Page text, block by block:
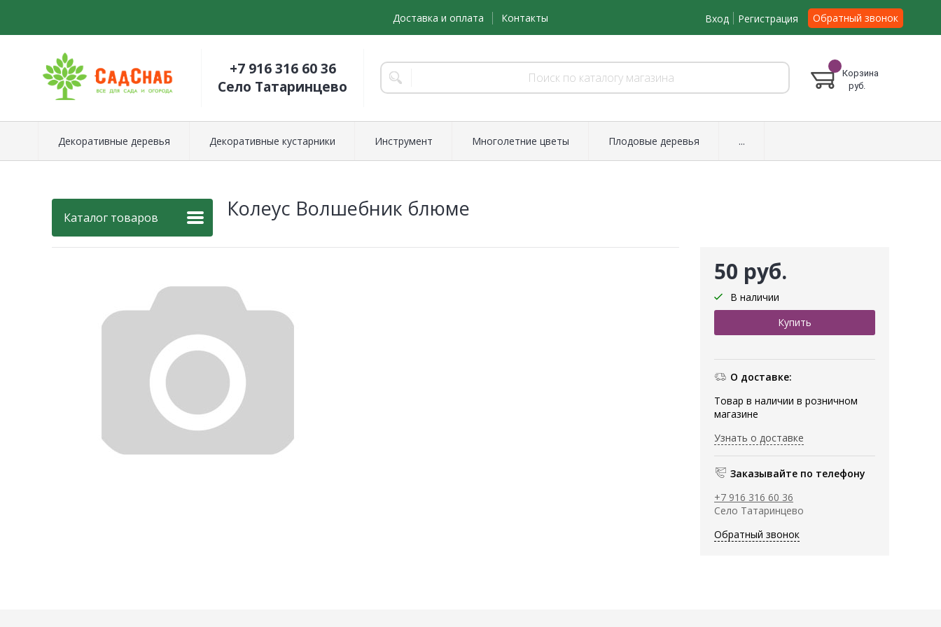
Доставка и оплата Контакты Вход Регистрация Обратный звонок
+7 916 316 60 36
Село Татаринцево
Корзина
руб.
Декоративные деревья Декоративные кустарники Инструмент Многолетние цветы Плодовые деревья ...
Каталог товаров Колеус Волшебник блюме
50 руб.
В наличии
О доставке:
Товар в наличии в розничном
магазине
Узнать о доставке
Заказывайте по телефону
+7 916 316 60 36
Село Татаринцево
Обратный звонок